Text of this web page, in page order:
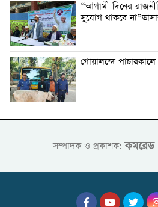
“আগামী দিনের
সুযোগ থাকবে
গোয়ালন্দে
সম্পাদক ও প্রকাশক:কমরেড